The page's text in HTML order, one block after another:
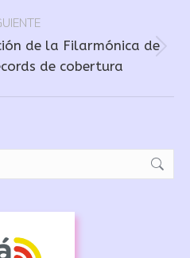
Publicación
de la Filarmónica de
de cobertura